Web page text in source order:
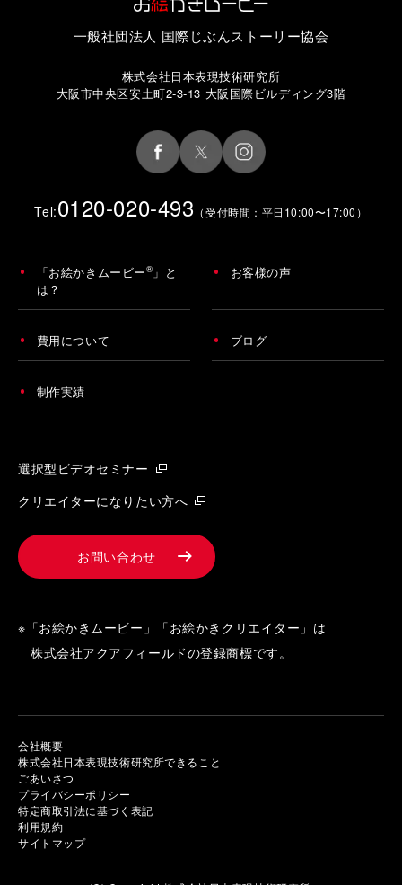
一般社団法人 国際じぶんストーリー協会
株式会社日本表現技術研究所
大阪市中央区安土町2-3-13 大阪国際ビルディング3階
Tel:0120-020-493 （受付時間：平日10:00〜17:00）
「お絵かきムービー® 」と
は？
お客様の声
費用について ブログ
制作実績
選択型ビデオセミナー
クリエイターになりたい方へ
お問い合わせ
※「お絵かきムービー」「お絵かきクリエイター」は
株式会社アクアフィールドの登録商標です。
会社概要
株式会社日本表現技術研究所できること
ごあいさつ
プライバシーポリシー
特定商取引法に基づく表記
利用規約
サイトマップ